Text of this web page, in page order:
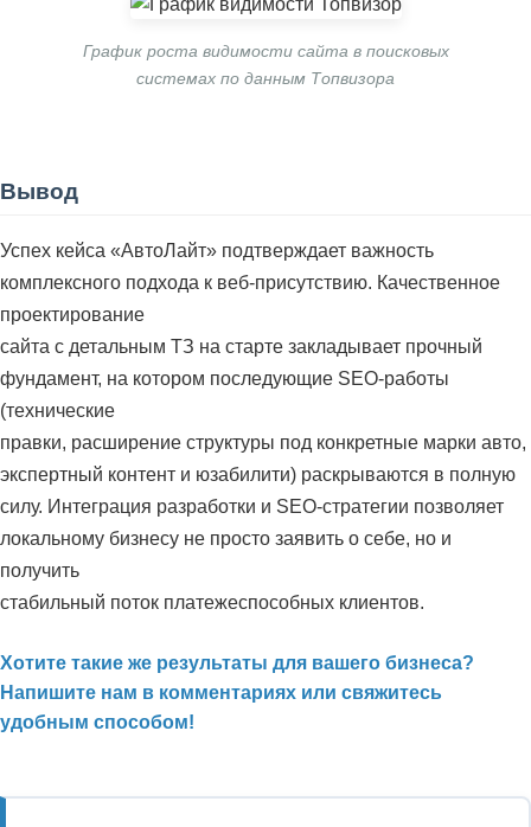
График роста видимости сайта в поисковых
системах по данным Топвизора
Вывод
Успех кейса «АвтоЛайт» подтверждает важность
комплексного подхода к веб-присутствию. Качественное
проектирование
сайта с детальным ТЗ на старте закладывает прочный
фундамент, на котором последующие SEO-работы
(технические
правки, расширение структуры под конкретные марки авто,
экспертный контент и юзабилити) раскрываются в полную
силу. Интеграция разработки и SEO-стратегии позволяет
локальному бизнесу не просто заявить о себе, но и
получить
стабильный поток платежеспособных клиентов.
Хотите такие же результаты для вашего бизнеса?
Напишите нам в комментариях или свяжитесь
удобным способом!